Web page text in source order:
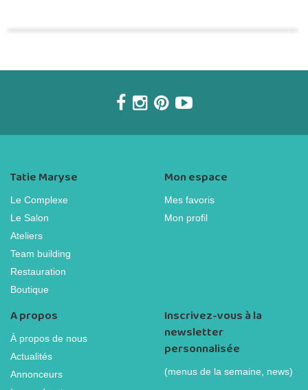
Tatie Maryse
Le Complexe
Le Salon
Ateliers
Team building
Restauration
Boutique
Mon espace
Mes favoris
Mon profil
A propos
À propos de nous
Actualités
Annonceurs
Inscrivez-vous à la
newsletter
personnalisée
(menus de la semaine, news)